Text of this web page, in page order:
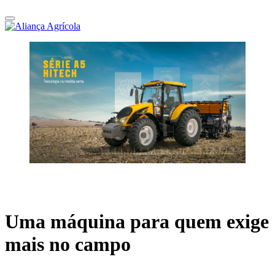
Uma máquina para quem exige
mais no campo